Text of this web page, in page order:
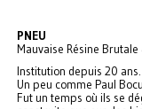
PNEU
Mauvaise Résine
Institution depuis 20 ans.
Un peu comme Paul
Fut un temps où ils se